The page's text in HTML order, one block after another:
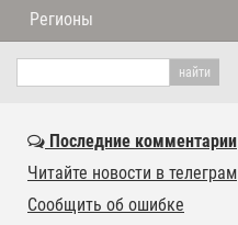
Регионы
Последние комментарии
Читайте новости в телеграм
Сообщить об ошибке